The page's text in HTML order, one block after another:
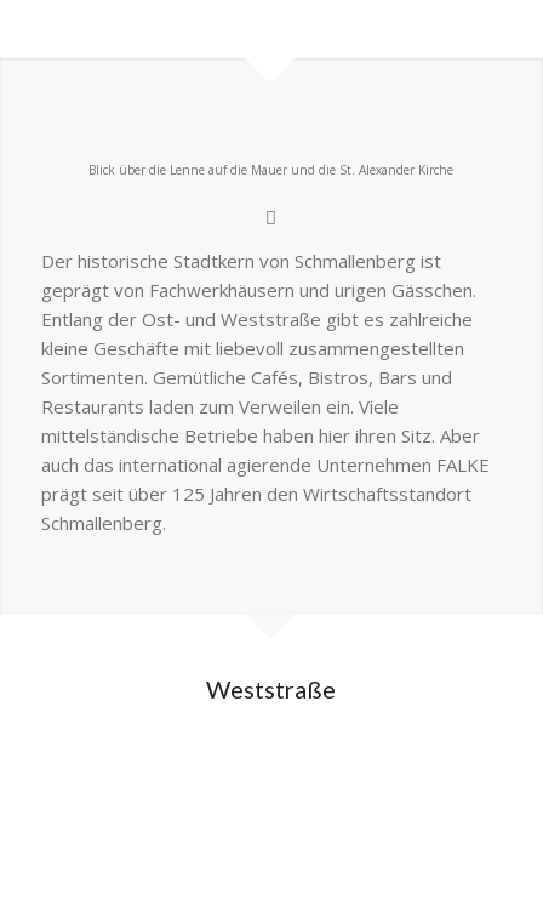
Blick über die Lenne auf die Mauer und die St. Alexander Kirche
Der historische Stadtkern von Schmallenberg ist
geprägt von Fachwerkhäusern und urigen Gässchen.
Entlang der Ost- und Weststraße gibt es zahlreiche
kleine Geschäfte mit liebevoll zusammengestellten
Sortimenten. Gemütliche Cafés, Bistros, Bars und
Restaurants laden zum Verweilen ein. Viele
mittelständische Betriebe haben hier ihren Sitz. Aber
auch das international agierende Unternehmen FALKE
prägt seit über 125 Jahren den Wirtschaftsstandort
Schmallenberg.
Weststraße